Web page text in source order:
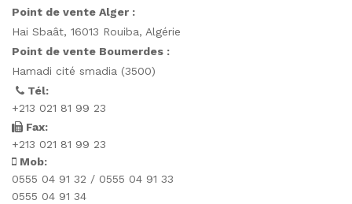
Point de vente Alger :
Hai Sbaât, 16013 Rouiba, Algérie
Point de vente Boumerdes :
Hamadi cité smadia (3500)
Tél:
+213 021 81 99 23
Fax:
+213 021 81 99 23
Mob:
0555 04 91 32 / 0555 04 91 33
0555 04 91 34